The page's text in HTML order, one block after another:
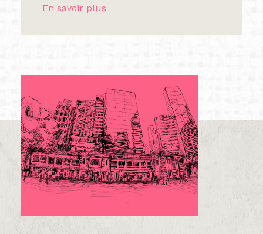
En savoir plus